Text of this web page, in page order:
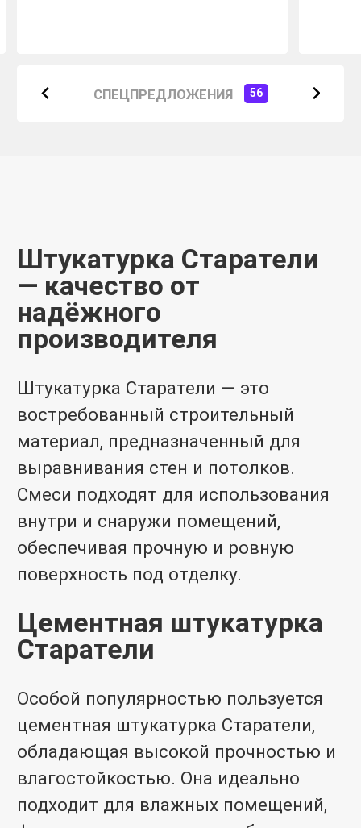
СПЕЦПРЕДЛОЖЕНИЯ 56
Штукатурка Старатели
— качество от
надёжного
производителя
Штукатурка Старатели — это
востребованный строительный
материал, предназначенный для
выравнивания стен и потолков.
Смеси подходят для использования
внутри и снаружи помещений,
обеспечивая прочную и ровную
поверхность под отделку.
Цементная штукатурка
Старатели
Особой популярностью пользуется
цементная штукатурка Старатели,
обладающая высокой прочностью и
влагостойкостью. Она идеально
подходит для влажных помещений,